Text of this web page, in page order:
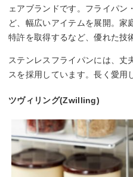
ェアブランドです。フライパン
ど、幅広いアイテムを展開。家
特許を取得するなど、優れた技
ステンレスフライパンには、丈
スを採用しています。長く愛用
ツヴィリング(Zwilling)